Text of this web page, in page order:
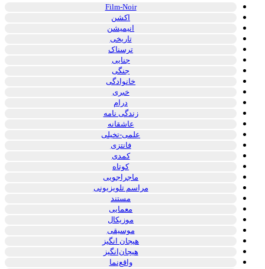
Film-Noir
اکشن
انیمیشن
تاریخی
ترسناک
جنایی
جنگی
خانوادگی
خبری
درام
زندگی نامه
عاشقانه
علمی-تخیلی
فانتزی
کمدی
کوتاه
ماجراجویی
مراسم تلویزیونی
مستند
معمایی
موزیکال
موسیقی
هیجان انگیز
هیجان‌انگیز
واقع‌نما